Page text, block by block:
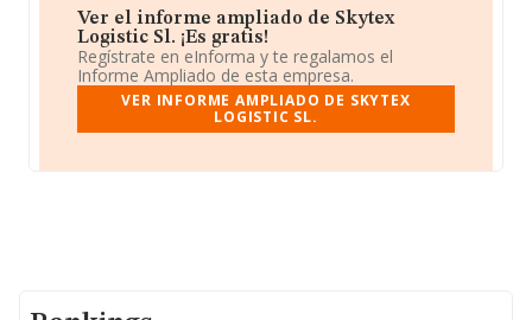
Ver el informe ampliado de Skytex
Logistic Sl. ¡Es gratis!
Regístrate en eInforma y te regalamos el
Informe Ampliado de esta empresa.
VER INFORME AMPLIADO DE SKYTEX
LOGISTIC SL.